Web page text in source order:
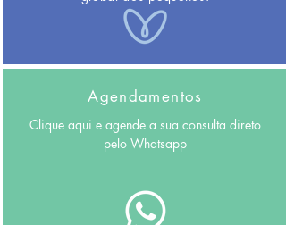
Agendamentos
Clique aqui e agende a sua consulta direto
pelo Whatsapp